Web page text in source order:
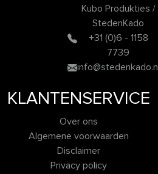
Kubo Produkties /
StedenKado
+31 (0)6 - 1158
7739
info@stedenkado.nl
KLANTENSERVICE
Over ons
Algemene voorwaarden
Disclaimer
Privacy policy